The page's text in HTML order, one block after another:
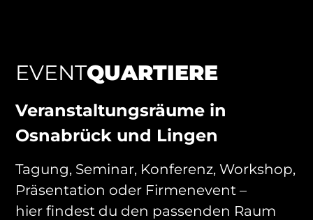
EVENTQUARTIERE
Veranstaltungsräume in
Osnabrück und Lingen
Tagung, Seminar, Konferenz, Workshop,
Präsentation oder Firmenevent –
hier findest du den passenden Raum